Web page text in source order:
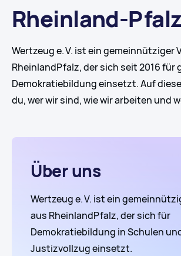
Rheinland-Pfalz
Wertzeug e. V. ist ein gemeinnütziger
RheinlandPfalz, der sich seit 2016 für
Demokratiebildung einsetzt. Auf
du, wer wir sind, wie wir arbeiten und
Über uns
Wertzeug e. V. ist ein
aus RheinlandPfalz, der sich für
Demokratiebildung in Schulen
Justizvollzug einsetzt.